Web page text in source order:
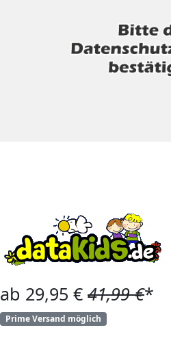
ab 29,95 € 41,99 €*
Prime Versand möglich